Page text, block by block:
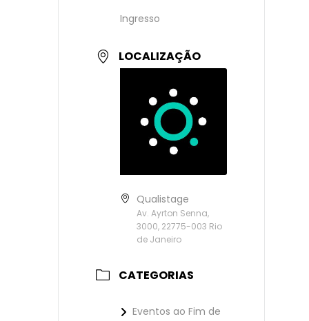
Ingresso
LOCALIZAÇÃO
Qualistage
Av. Ayrton Senna,
3000, 22775-003 Rio
de Janeiro
CATEGORIAS
Eventos ao Fim de